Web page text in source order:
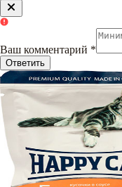
Ваш комментарий *
Ответить